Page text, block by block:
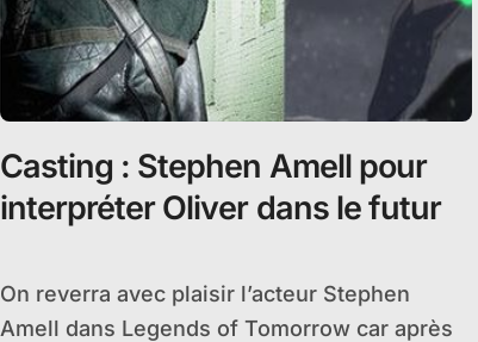
Casting : Stephen Amell pour
interpréter Oliver dans le futur
On reverra avec plaisir l’acteur Stephen
Amell dans Legends of Tomorrow car après